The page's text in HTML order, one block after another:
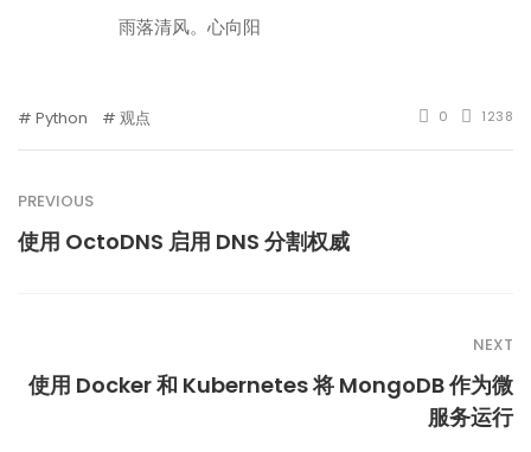
雨落清风。心向阳
Python 观点 0 1238
PREVIOUS
使用 OctoDNS 启用 DNS 分割权威
NEXT
使用 Docker 和 Kubernetes 将 MongoDB 作为微
服务运行